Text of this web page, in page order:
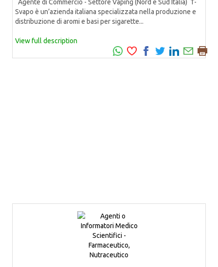
Agente di Commercio - Settore Vaping (Nord e Sud Italia) T-
Svapo è un’azienda italiana specializzata nella produzione e
distribuzione di aromi e basi per sigarette...
View full description